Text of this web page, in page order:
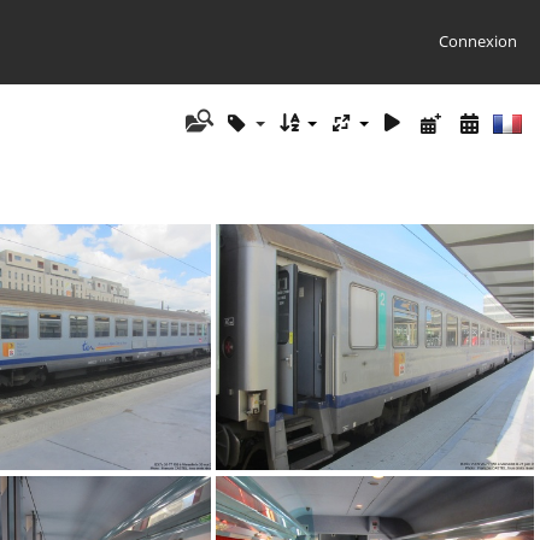
Connexion